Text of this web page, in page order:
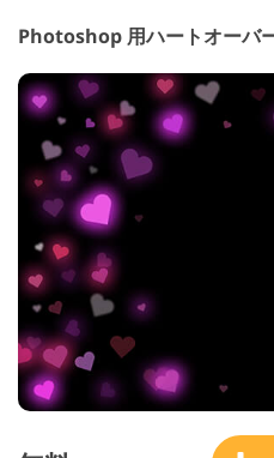
Photoshop 用ハートオー